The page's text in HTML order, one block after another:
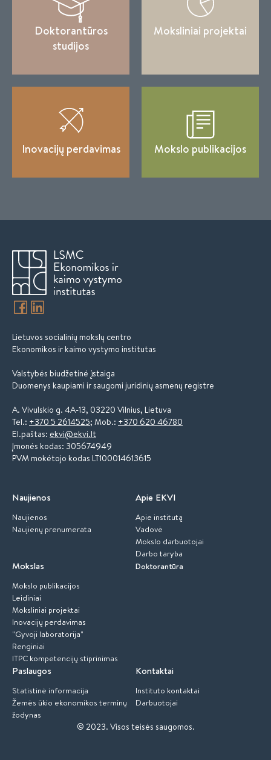
Doktorantūros
studijos
Moksliniai projektai
Inovacijų perdavimas Mokslo publikacijos
Lietuvos socialinių mokslų centro
Ekonomikos ir kaimo vystymo institutas
Valstybės biudžetinė įstaiga
Duomenys kaupiami ir saugomi juridinių asmenų registre
A. Vivulskio g. 4A-13, 03220 Vilnius, Lietuva
Tel.: +370 5 2614525; Mob.: +370 620 46780
El.paštas: ekvi@ekvi.lt
Įmonės kodas: 305674949
PVM mokėtojo kodas LT100014613615
Naujienos
Naujienos
Naujienų prenumerata
Apie EKVI
Apie institutą
Vadovė
Mokslo darbuotojai
Darbo taryba
Mokslas
Mokslo publikacijos
Leidiniai
Moksliniai projektai
Inovacijų perdavimas
"Gyvoji laboratorija"
Renginiai
ITPC kompetencijų stiprinimas
Doktorantūra
Paslaugos
Statistinė informacija
Žemės ūkio ekonomikos terminų
žodynas
Kontaktai
Instituto kontaktai
Darbuotojai
© 2023. Visos teisės saugomos.